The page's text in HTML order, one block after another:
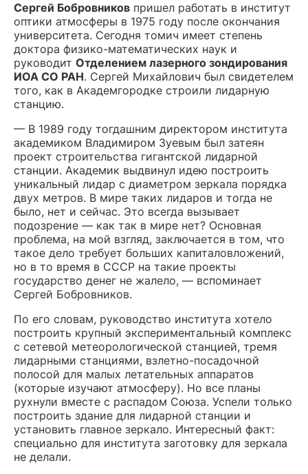
Сергей Бобровников пришел работать в институт
оптики атмосферы в 1975 году после окончания
университета. Сегодня томич имеет степень
доктора физико-математических наук и
руководит Отделением лазерного зондирования
ИОА СО РАН. Сергей Михайлович был свидетелем
того, как в Академгородке строили лидарную
станцию.
— В 1989 году тогдашним директором института
академиком Владимиром Зуевым был затеян
проект строительства гигантской лидарной
станции. Академик выдвинул идею построить
уникальный лидар с диаметром зеркала порядка
двух метров. В мире таких лидаров и тогда не
было, нет и сейчас. Это всегда вызывает
подозрение — как так в мире нет? Основная
проблема, на мой взгляд, заключается в том, что
такое дело требует больших капиталовложений,
но в то время в СССР на такие проекты
государство денег не жалело, — вспоминает
Сергей Бобровников.
По его словам, руководство института хотело
построить крупный экспериментальный комплекс
с сетевой метеорологической станцией, тремя
лидарными станциями, взлетно-посадочной
полосой для малых летательных аппаратов
(которые изучают атмосферу). Но все планы
рухнули вместе с распадом Союза. Успели только
построить здание для лидарной станции и
установить главное зеркало. Интересный факт:
специально для института заготовку для зеркала
не делали.